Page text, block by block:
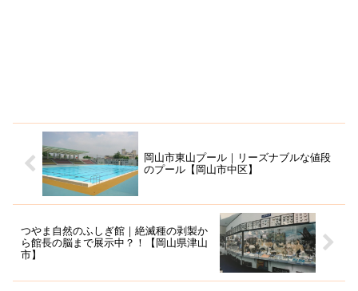
岡山市東山プール｜リーズナブルな値段
のプール【岡山市中区】
つやま自然のふしぎ館｜絶滅種の剥製か
ら館長の脳まで展示中？！【岡山県津山
市】